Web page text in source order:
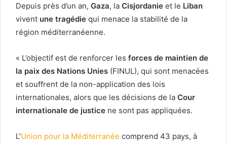
Depuis près d’un an, Gaza, la Cisjordanie et le Liban
vivent une tragédie qui menace la stabilité de la
région méditerranéenne.
« L’objectif est de renforcer les forces de maintien de
la paix des Nations Unies (FINUL), qui sont menacées
et souffrent de la non-application des lois
internationales, alors que les décisions de la Cour
internationale de justice ne sont pas appliquées.
L’Union pour la Méditerranée comprend 43 pays, à